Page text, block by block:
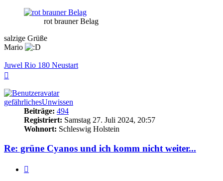
rot brauner Belag
salzige Grüße
Mario
Juwel Rio 180 Neustart
gefährlichesUnwissen
Beiträge: 494
Registriert: Samstag 27. Juli 2024, 20:57
Wohnort: Schleswig Holstein
Re: grüne Cyanos und ich komm nicht weiter...